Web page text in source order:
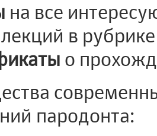
на все
в
о
пародонта: